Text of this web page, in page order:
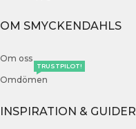
OM SMYCKENDAHLS
Om oss
Omdömen
TRUSTPILOT!
INSPIRATION & GUIDER